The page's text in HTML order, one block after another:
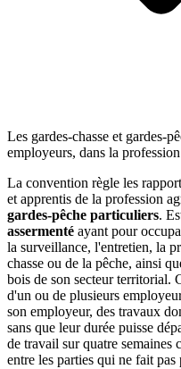
Les gardes-chasse et gardes-
employeurs, dans la
La convention règle les
et apprentis de la profession
gardes-pêche particuliers.
assermenté ayant pour
la surveillance, l'entretien, la
chasse ou de la pêche, ainsi
bois de son secteur territorial.
d'un ou de plusieurs
son employeur, des travaux
sans que leur durée puisse
de travail sur quatre semaines
entre les parties qui ne fait